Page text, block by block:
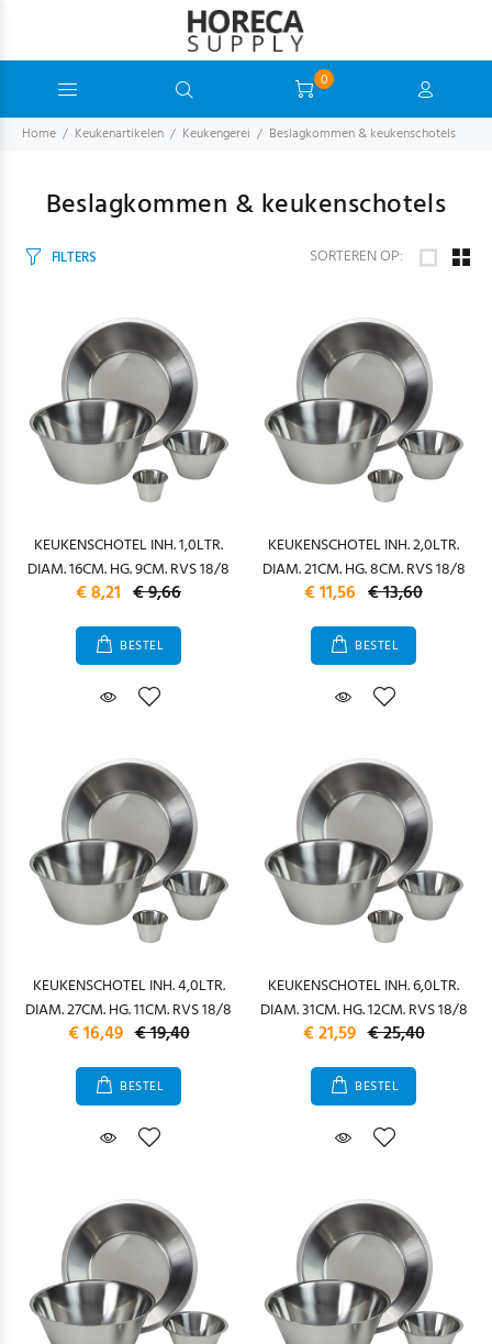
0
Home Keukenartikelen Keukengerei Beslagkommen & keukenschotels
Beslagkommen & keukenschotels
FILTERS SORTEREN OP:
KEUKENSCHOTEL INH. 1,0LTR.
DIAM. 16CM. HG. 9CM. RVS 18/8
€ 8,21 € 9,66
BESTEL
KEUKENSCHOTEL INH. 2,0LTR.
DIAM. 21CM. HG. 8CM. RVS 18/8
€ 11,56 € 13,60
BESTEL
KEUKENSCHOTEL INH. 4,0LTR.
DIAM. 27CM. HG. 11CM. RVS 18/8
€ 16,49 € 19,40
BESTEL
KEUKENSCHOTEL INH. 6,0LTR.
DIAM. 31CM. HG. 12CM. RVS 18/8
€ 21,59 € 25,40
BESTEL